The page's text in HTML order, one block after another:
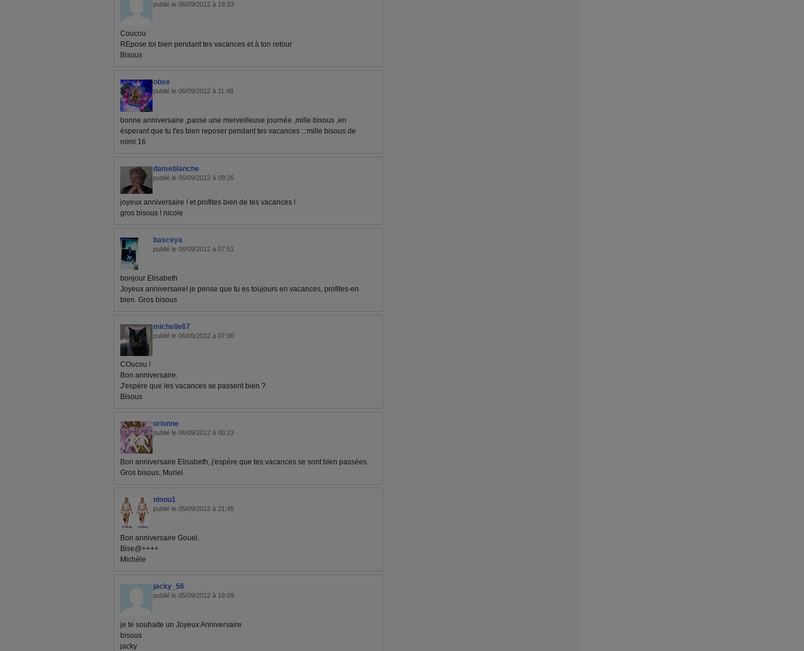
publié le 06/09/2012 à 19:23
Coucou
REpose toi bien pendant tes vacances et à ton retour
Bisous
obse
publié le 06/09/2012 à 11:48
bonne anniversaire ,passe une merveilleuse journée ,mille bisous ,en
ésperant que tu t'es bien reposer pendant tes vacances :::mille bisous de
mimi 16
dameblanche
publié le 06/09/2012 à 09:26
joyeux anniversaire ! et profites bien de tes vacances !
gros bisous ! nicole
basceya
publié le 06/09/2012 à 07:51
bonjour Elisabeth
Joyeux anniversaire! je pense que tu es toujours en vacances, profites-en
bien. Gros bisous
michelle67
publié le 06/09/2012 à 07:00
COucou !
Bon anniversaire.
J'espère que les vacances se passent bien ?
Bisous
orionne
publié le 06/09/2012 à 00:23
Bon anniversaire Elisabeth, j'espère que tes vacances se sont bien passées.
Gros bisous, Muriel.
ninou1
publié le 05/09/2012 à 21:45
Bon anniversaire Gouel.
Bise@++++
Michèle
jacky_56
publié le 05/09/2012 à 19:09
je te souhaite un Joyeux Anniversaire
bisous
jacky